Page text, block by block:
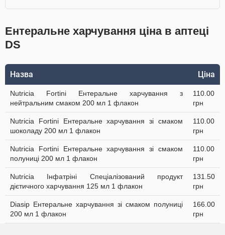
Ентеральне харчування ціна в аптеці
DS
Назва Ціна
Nutricia Fortini Ентеральне харчування з
нейтральним смаком 200 мл 1 флакон
110.00
грн
Nutricia Fortini Ентеральне харчування зі смаком
шоколаду 200 мл 1 флакон
110.00
грн
Nutricia Fortini Ентеральне харчування зі смаком
полуниці 200 мл 1 флакон
110.00
грн
Nutricia Інфатріні Спеціалізований продукт
дієтичного харчування 125 мл 1 флакон
131.50
грн
Diasip Ентеральне харчування зі смаком полуниці
200 мл 1 флакон
166.00
грн